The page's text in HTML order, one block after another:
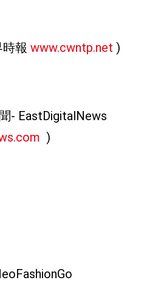
報 www.cwntp.net )
- EastDigitalNews
)